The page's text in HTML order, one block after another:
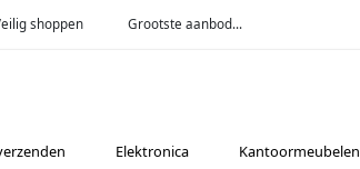
shoppen Grootste aanbod...
Elektronica Kantoormeubelen